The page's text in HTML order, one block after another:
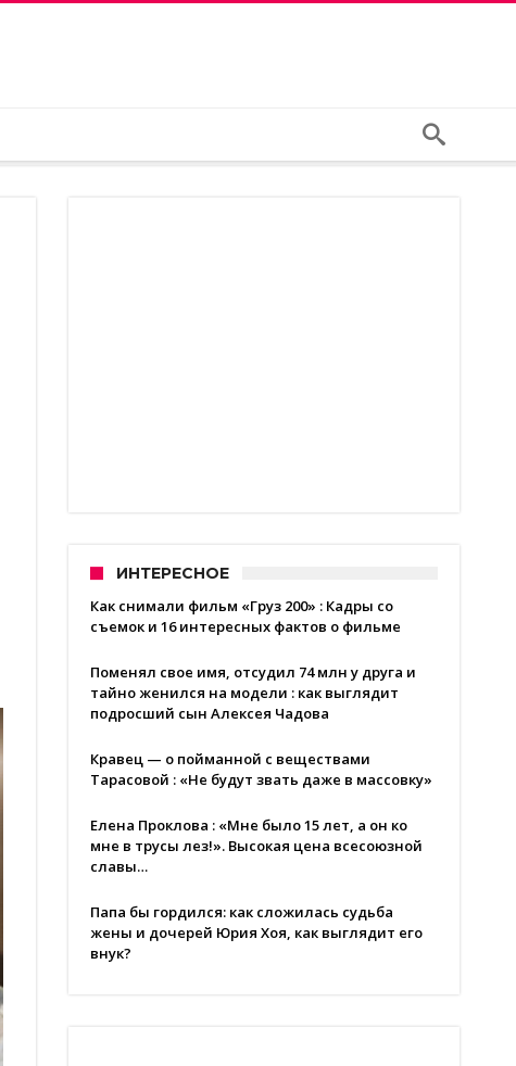
ИНТЕРЕСНОЕ
Как снимали фильм «Груз 200» : Кадры со
съемок и 16 интересных фактов о фильме
Поменял свое имя, отсудил 74 млн у друга и
тайно женился на модели : как выглядит
подросший сын Алексея Чадова
Кравец — о пойманной с веществами
Тарасовой : «Не будут звать даже в массовку»
Елена Проклова : «Мне было 15 лет, а он ко
мне в трусы лез!». Высокая цена всесоюзной
славы…
Папа бы гордился: как сложилась судьба
жены и дочерей Юрия Хоя, как выглядит его
внук?